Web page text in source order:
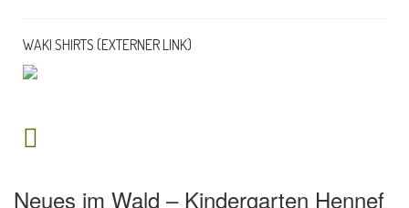
WAKI SHIRTS (EXTERNER LINK)
Neues im Wald – Kindergarten Hennef